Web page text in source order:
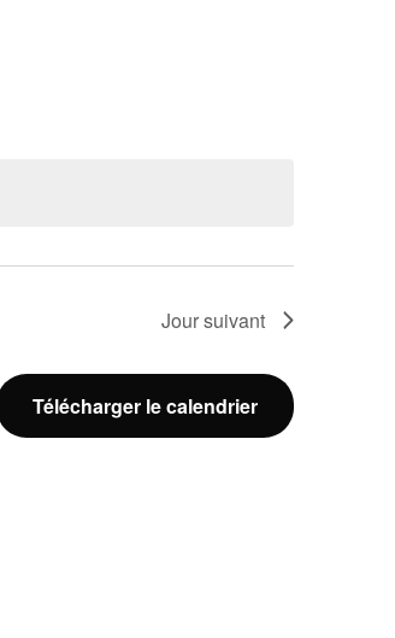
Jour suivant
Télécharger le calendrier